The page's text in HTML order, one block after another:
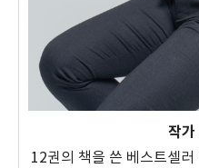
작가
12권의 책을 쓴 베스트셀